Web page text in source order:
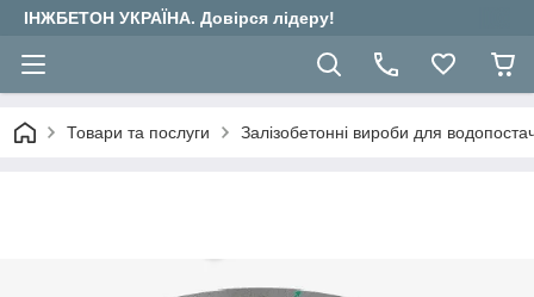
ІНЖБЕТОН УКРАЇНА. Довірся лідеру!
Товари та послуги Залізобетонні вироби для